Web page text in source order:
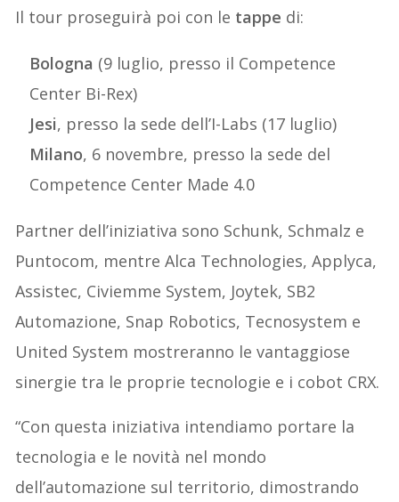
Il tour proseguirà poi con le tappe di:
Bologna (9 luglio, presso il Competence
Center Bi-Rex)
Jesi, presso la sede dell’I-Labs (17 luglio)
Milano, 6 novembre, presso la sede del
Competence Center Made 4.0
Partner dell’iniziativa sono Schunk, Schmalz e
Puntocom, mentre Alca Technologies, Applyca,
Assistec, Civiemme System, Joytek, SB2
Automazione, Snap Robotics, Tecnosystem e
United System mostreranno le vantaggiose
sinergie tra le proprie tecnologie e i cobot CRX.
“Con questa iniziativa intendiamo portare la
tecnologia e le novità nel mondo
dell’automazione sul territorio, dimostrando